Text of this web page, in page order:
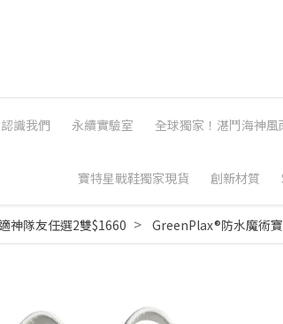
認識我們 永續實驗室 全球獨家！湛鬥海神風
寶特星戰鞋獨家現貨 創新材質
神隊友任選2雙$1660 GreenPlax®防水魔術